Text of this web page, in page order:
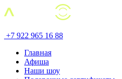
+7 922 965 16 88
Главная
Афиша
Наши шоу